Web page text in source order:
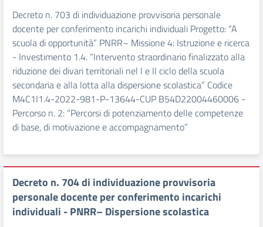
Decreto n. 703 di individuazione provvisoria personale
docente per conferimento incarichi individuali Progetto: “A
scuola di opportunità” PNRR– Missione 4: Istruzione e ricerca
- Investimento 1.4. “Intervento straordinario finalizzato alla
riduzione dei divari territoriali nel I e II ciclo della scuola
secondaria e alla lotta alla dispersione scolastica” Codice
M4C1I1.4-2022-981-P-13644-CUP B54D22004460006 -
Percorso n. 2: “Percorsi di potenziamento delle competenze
di base, di motivazione e accompagnamento”
Decreto n. 704 di individuazione provvisoria
personale docente per conferimento incarichi
individuali - PNRR– Dispersione scolastica